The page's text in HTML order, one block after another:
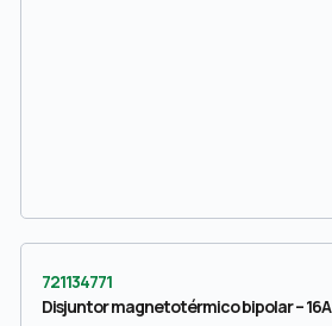
721134771
Disjuntor magnetotérmico bipolar – 16A